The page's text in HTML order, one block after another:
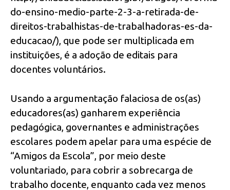
do-ensino-medio-parte-2-3-a-retirada-de-
direitos-trabalhistas-de-trabalhadoras-es-da-
educacao/), que pode ser multiplicada em
instituições, é a adoção de editais para
docentes voluntários.
Usando a argumentação falaciosa de os(as)
educadores(as) ganharem experiência
pedagógica, governantes e administrações
escolares podem apelar para uma espécie de
“Amigos da Escola”, por meio deste
voluntariado, para cobrir a sobrecarga de
trabalho docente, enquanto cada vez menos